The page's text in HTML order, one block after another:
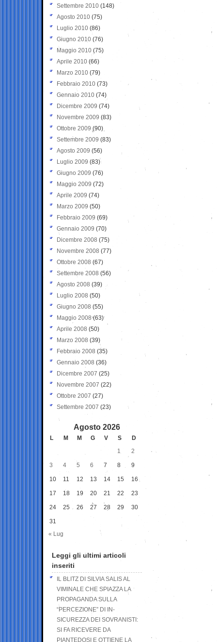
Settembre 2010 (148)
Agosto 2010 (75)
Luglio 2010 (86)
Giugno 2010 (76)
Maggio 2010 (75)
Aprile 2010 (66)
Marzo 2010 (79)
Febbraio 2010 (73)
Gennaio 2010 (74)
Dicembre 2009 (74)
Novembre 2009 (83)
Ottobre 2009 (90)
Settembre 2009 (83)
Agosto 2009 (56)
Luglio 2009 (83)
Giugno 2009 (76)
Maggio 2009 (72)
Aprile 2009 (74)
Marzo 2009 (50)
Febbraio 2009 (69)
Gennaio 2009 (70)
Dicembre 2008 (75)
Novembre 2008 (77)
Ottobre 2008 (67)
Settembre 2008 (56)
Agosto 2008 (39)
Luglio 2008 (50)
Giugno 2008 (55)
Maggio 2008(63)
Aprile 2008 (50)
Marzo 2008 (39)
Febbraio 2008 (35)
Gennaio 2008 (36)
Dicembre 2007 (25)
Novembre 2007 (22)
Ottobre 2007 (27)
Settembre 2007 (23)
Agosto 2026
L M M G V S
D
1
2
3 4 5 6 7 8 9
10 11 12 13 14 15 16
17 18 19 20 21 22 23
24 25 26 27 28 29 30
31
« Lug
Leggi gli ultimi articoli
inseriti
IL BLITZ DI SILVIA SALIS AL
VIMINALE CHE SPIAZZA LA
PROPAGANDA SULLA
“PERCEZIONE” DI IN-
SICUREZZA DEI SOVRANISTI:
SI FA RICEVERE DA
PIANTEDOSI E OTTIENE LA